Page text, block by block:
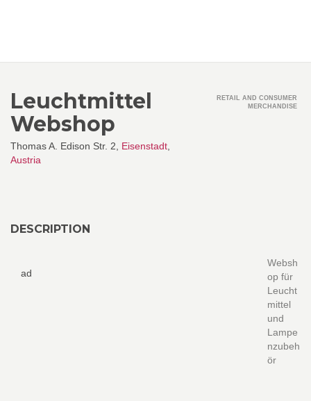
Leuchtmittel
Webshop
Thomas A. Edison Str. 2, Eisenstadt
Austria
RETAIL AND CONSUMER
MERCHANDISE
DESCRIPTION
ad
Websh
op für
Leucht
mittel
und
Lampe
nzubeh
ör